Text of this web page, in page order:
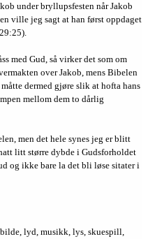
under bryllupsfesten når Jakob
ville jeg sagt at han først oppdaget
med Gud, så virker det som om
over Jakob, mens Bibelen
dermed gjøre slik at hofta hans
mellom dem to dårlig
men det hele synes jeg er blitt
litt større dybde i Gudsforholdet
og ikke bare la det bli løse sitater i
lyd, musikk, lys, skuespill,